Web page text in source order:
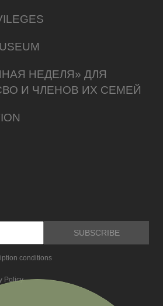
НЕДЕЛЯ» ДЛЯ
И ЧЛЕНОВ ИХ СЕМЕЙ
conditions
Policy